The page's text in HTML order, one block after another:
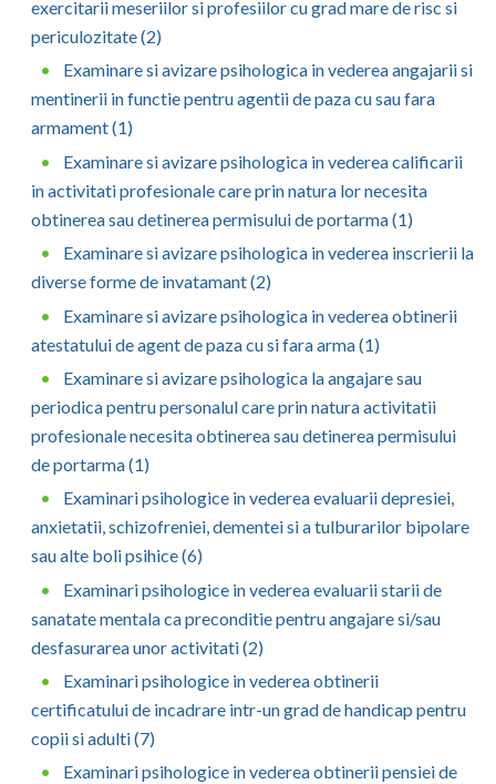
exercitarii meseriilor si profesiilor cu grad mare de risc si
periculozitate (2)
Examinare si avizare psihologica in vederea angajarii si
mentinerii in functie pentru agentii de paza cu sau fara
armament (1)
Examinare si avizare psihologica in vederea calificarii
in activitati profesionale care prin natura lor necesita
obtinerea sau detinerea permisului de portarma (1)
Examinare si avizare psihologica in vederea inscrierii la
diverse forme de invatamant (2)
Examinare si avizare psihologica in vederea obtinerii
atestatului de agent de paza cu si fara arma (1)
Examinare si avizare psihologica la angajare sau
periodica pentru personalul care prin natura activitatii
profesionale necesita obtinerea sau detinerea permisului
de portarma (1)
Examinari psihologice in vederea evaluarii depresiei,
anxietatii, schizofreniei, dementei si a tulburarilor bipolare
sau alte boli psihice (6)
Examinari psihologice in vederea evaluarii starii de
sanatate mentala ca preconditie pentru angajare si/sau
desfasurarea unor activitati (2)
Examinari psihologice in vederea obtinerii
certificatului de incadrare intr-un grad de handicap pentru
copii si adulti (7)
Examinari psihologice in vederea obtinerii pensiei de